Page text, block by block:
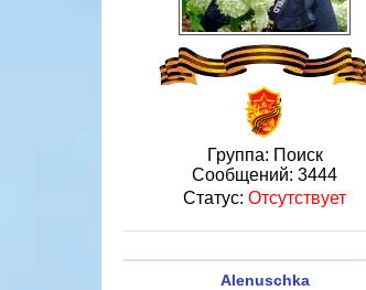
Группа: Поиск
Сообщений: 3444
Статус: Отсутствует
Alenuschka